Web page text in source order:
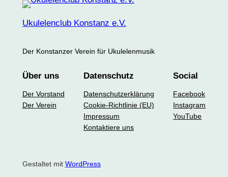
Ukulelenclub Konstanz e.V.
Der Konstanzer Verein für Ukulelenmusik
Über uns
Der Vorstand
Der Verein
Datenschutz
Datenschutzerklärung
Cookie-Richtlinie (EU)
Impressum
Kontaktiere uns
Social
Facebook
Instagram
YouTube
Gestaltet mit WordPress